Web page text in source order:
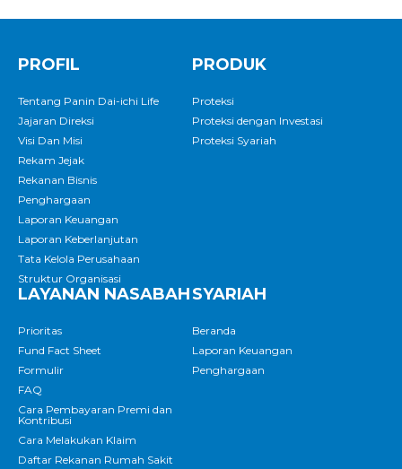
PROFIL
Tentang Panin Dai-ichi Life
Jajaran Direksi
Visi Dan Misi
Rekam Jejak
Rekanan Bisnis
Penghargaan
Laporan Keuangan
Laporan Keberlanjutan
Tata Kelola Perusahaan
Struktur Organisasi
PRODUK
Proteksi
Proteksi dengan Investasi
Proteksi Syariah
LAYANAN NASABAH
Prioritas
Fund Fact Sheet
Formulir
FAQ
Cara Pembayaran Premi dan
Kontribusi
Cara Melakukan Klaim
Daftar Rekanan Rumah Sakit
SYARIAH
Beranda
Laporan Keuangan
Penghargaan